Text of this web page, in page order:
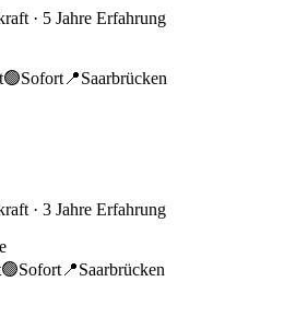
· 5 Jahre Erfahrung
🟢Sofort 📍Saarbrücken
· 3 Jahre Erfahrung
🟢Sofort 📍Saarbrücken